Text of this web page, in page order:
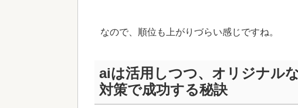
なので、順位も上がりづらい感じですね。
aiは活用しつつ、オリジナル
対策で成功する秘訣